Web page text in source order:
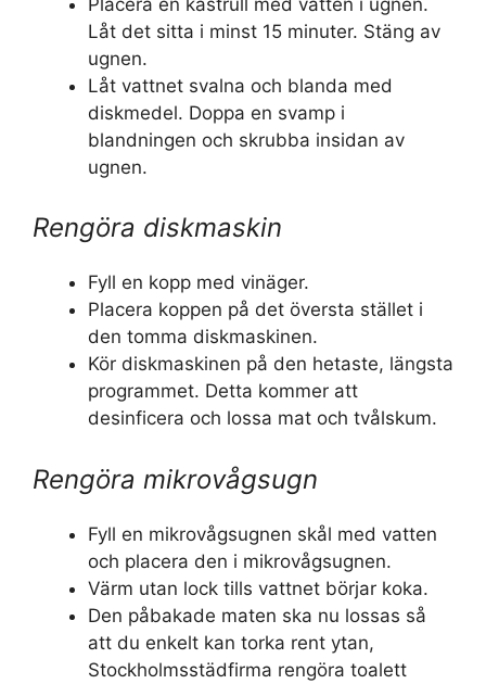
Låt det sitta i minst 15 minuter. Stäng av
ugnen.
Låt vattnet svalna och blanda med
diskmedel. Doppa en svamp i
blandningen och skrubba insidan av
ugnen.
Rengöra diskmaskin
Fyll en kopp med vinäger.
Placera koppen på det översta stället i
den tomma diskmaskinen.
Kör diskmaskinen på den hetaste, längsta
programmet. Detta kommer att
desinficera och lossa mat och tvålskum.
Rengöra mikrovågsugn
Fyll en mikrovågsugnen skål med vatten
och placera den i mikrovågsugnen.
Värm utan lock tills vattnet börjar koka.
Den påbakade maten ska nu lossas så
att du enkelt kan torka rent ytan,
Stockholmsstädfirma rengöra toalett